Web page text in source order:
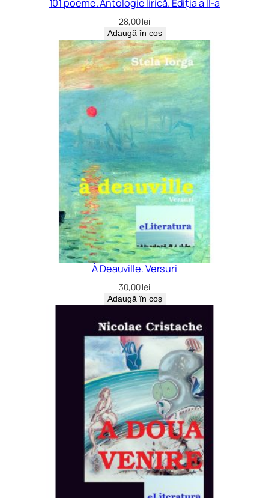
101 poeme. Antologie lirică. Ediția a II-a
28,00lei
Adaugă în coș
À Deauville. Versuri
30,00lei
Adaugă în coș